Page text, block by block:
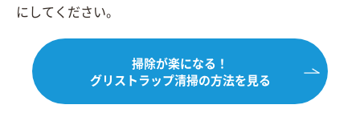
にしてください。
掃除が楽になる！
グリストラップ清掃の方法を見る